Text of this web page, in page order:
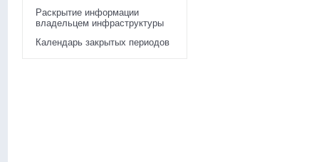
Раскрытие информации
владельцем инфраструктуры
Календарь закрытых периодов